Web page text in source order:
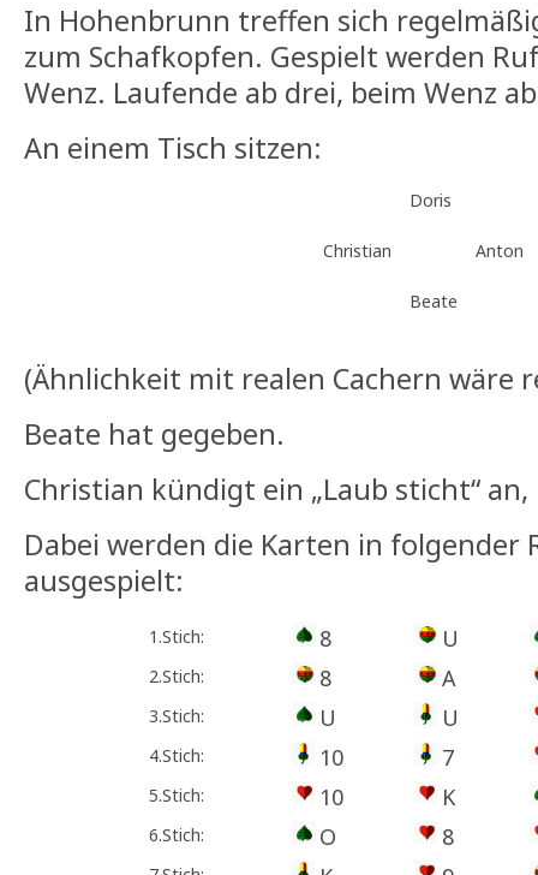
In Hohenbrunn treffen sich
zum Schafkopfen. Gespielt werden
Wenz. Laufende ab drei, beim Wenz
An einem Tisch sitzen:
Doris
Christian Anton
Beate
(Ähnlichkeit mit realen Cachern wäre
Beate hat gegeben.
Christian kündigt ein „Laub sticht“
Dabei werden die Karten in folgender
ausgespielt:
1.Stich: 8 U
2.Stich: 8 A
3.Stich: U U
4.Stich: 10 7
5.Stich: 10 K
6.Stich: O 8